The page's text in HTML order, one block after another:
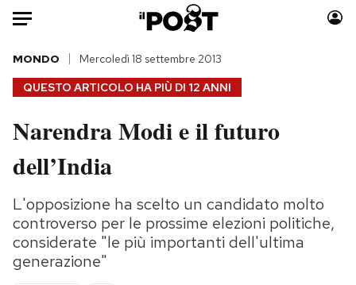
Auto
HOME
Italia
Politica
Tecnologia
Internet
Scienza
Cultura
Moda
Storie/Idee
Ok Boomer!
Media
QUESTO ARTICOLO HA PIÙ DI 12 ANNI
MONDO Mercoledì 18 settembre 2013
Narendra Modi e il futuro
dell’India
L'opposizione ha scelto un candidato molto
controverso per le prossime elezioni politiche,
considerate "le più importanti dell'ultima
generazione"